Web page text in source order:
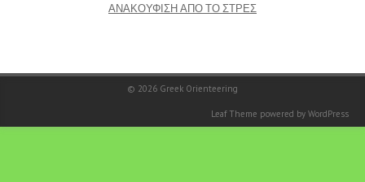
ΑΝΑΚΟΥΦΙΣΗ ΑΠΟ ΤΟ ΣΤΡΕΣ
© 2026 Greek Orienteering
Leaf Theme powered by WordPress